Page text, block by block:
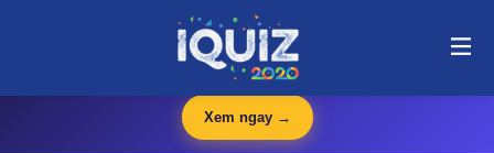
BỘ 150 CÂU HỎI TRẮC NGHIỆM | i-quiz.vn@stop article@stop
🛍️
— Văn phòng phẩm, dụng cụ học tập giá tốt
Xem ngay →